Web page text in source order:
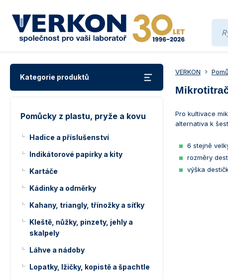
Kategorie produktů
Pomůcky z plastu, pryže a kovu
Hadice a příslušenství
Indikátorové papírky a kity
Kartáče
Kádinky a odměrky
Kahany, triangly, třínožky a síťky
Kleště, nůžky, pinzety, jehly a
skalpely
Láhve a nádoby
Lopatky, lžičky, kopistě a špachtle
VERKON
Pro kultivace
alternativa k
6 stejně
rozměry
výška